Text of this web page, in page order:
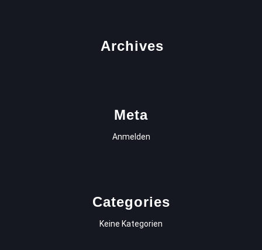
Archives
Meta
Anmelden
Categories
Keine Kategorien